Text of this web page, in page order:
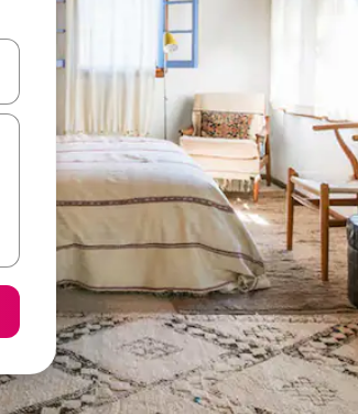
las teclas de flecha hacia arriba y hacia abajo